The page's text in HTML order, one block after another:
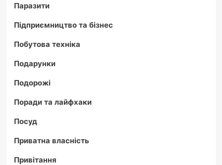
Паразити
Підприємництво та бізнес
Побутова техніка
Подарунки
Подорожі
Поради та лайфхаки
Посуд
Приватна власність
Привітання